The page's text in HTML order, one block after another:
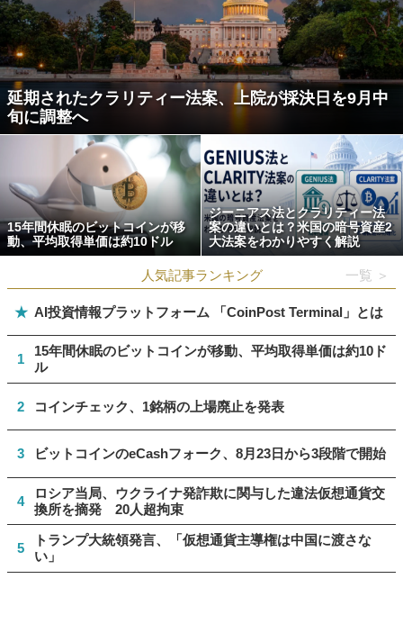
延期されたクラリティー法案、上院が採決日を9月中
旬に調整へ
15年間休眠のビットコインが移
動、平均取得単価は約10ドル
ジーニアス法とクラリティー法
案の違いとは？米国の暗号資産2
大法案をわかりやすく解説
人気記事ランキング 一覧 ＞
★ AI投資情報プラットフォーム 「CoinPost Terminal」とは
1
15年間休眠のビットコインが移動、平均取得単価は約10ド
ル
2 コインチェック、1銘柄の上場廃止を発表
3 ビットコインのeCashフォーク、8月23日から3段階で開始
4
ロシア当局、ウクライナ発詐欺に関与した違法仮想通貨交
換所を摘発 20人超拘束
5
トランプ大統領発言、「仮想通貨主導権は中国に渡さな
い」